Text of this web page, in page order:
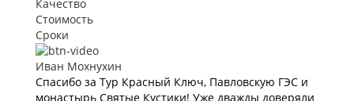
Качество
Стоимость
Сроки
Иван Мохнухин
Спасибо за Тур Красный Ключ, Павловскую ГЭС и
монастырь Святые Кустики! Уже дважды доверяли